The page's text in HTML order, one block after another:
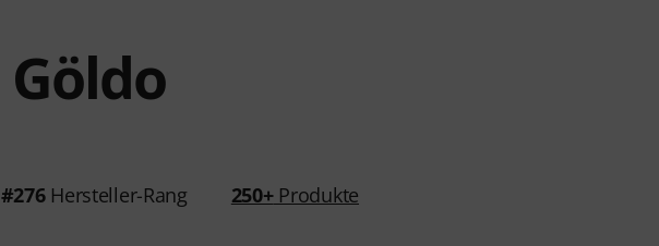
Göldo
#276Hersteller-Rang 250+Produkte